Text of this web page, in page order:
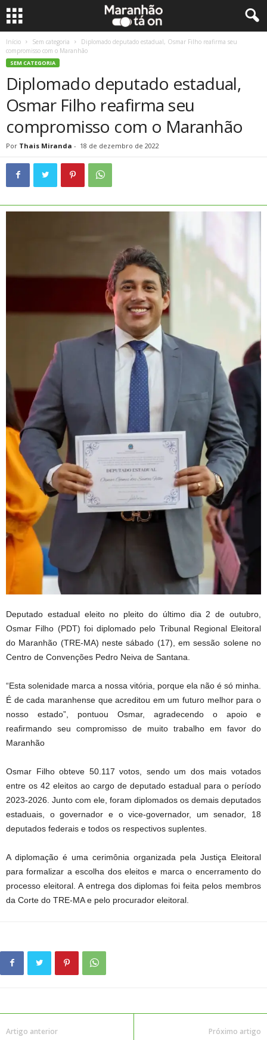
Início Sem categoria
Diplomado deputado estadual, Osmar Filho reafirma seu
compromisso com o Maranhão
SEM CATEGORIA
Diplomado deputado estadual,
Osmar Filho reafirma seu
compromisso com o Maranhão
Por Thais Miranda - 18 de dezembro de 2022
Deputado estadual eleito no pleito do último dia 2 de outubro,
Osmar Filho (PDT) foi diplomado pelo Tribunal Regional Eleitoral
do Maranhão (TRE-MA) neste sábado (17), em sessão solene no
Centro de Convenções Pedro Neiva de Santana.
“Esta solenidade marca a nossa vitória, porque ela não é só minha.
É de cada maranhense que acreditou em um futuro melhor para o
nosso estado”, pontuou Osmar, agradecendo o apoio e
reafirmando seu compromisso de muito trabalho em favor do
Maranhão
Osmar Filho obteve 50.117 votos, sendo um dos mais votados
entre os 42 eleitos ao cargo de deputado estadual para o período
2023-2026. Junto com ele, foram diplomados os demais deputados
estaduais, o governador e o vice-governador, um senador, 18
deputados federais e todos os respectivos suplentes.
A diplomação é uma cerimônia organizada pela Justiça Eleitoral
para formalizar a escolha dos eleitos e marca o encerramento do
processo eleitoral. A entrega dos diplomas foi feita pelos membros
da Corte do TRE-MA e pelo procurador eleitoral.
Artigo anterior Próximo artigo